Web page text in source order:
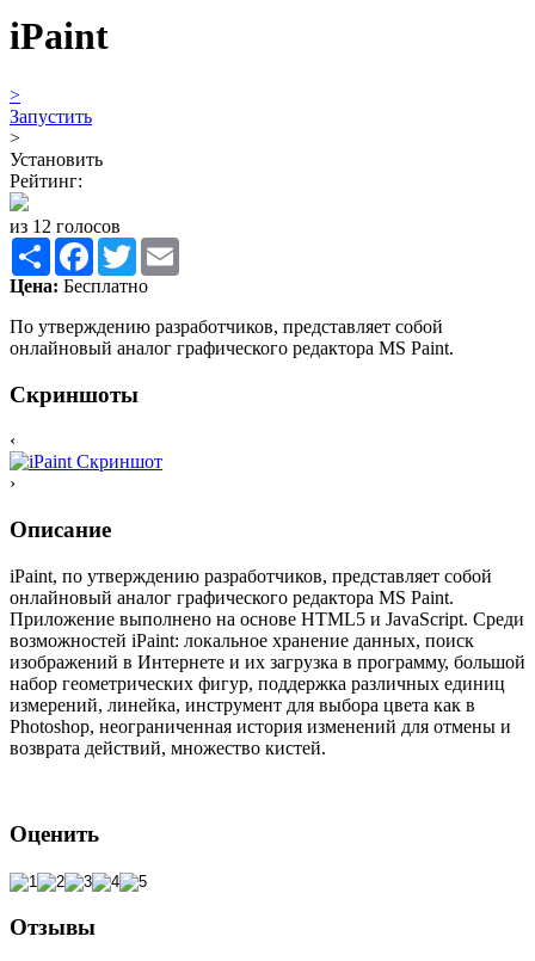
iPaint
>
Запустить
>
Установить
Рейтинг:
из 12 голосов
Share Facebook
Twitter
Цена: Бесплатно
По утверждению разработчиков, представляет собой
онлайновый аналог графического редактора MS Paint.
Скриншоты
‹
›
Описание
iPaint, по утверждению разработчиков, представляет собой
онлайновый аналог графического редактора MS Paint.
Приложение выполнено на основе HTML5 и JavaScript. Среди
возможностей iPaint: локальное хранение данных, поиск
изображений в Интернете и их загрузка в программу, большой
набор геометрических фигур, поддержка различных единиц
измерений, линейка, инструмент для выбора цвета как в
Photoshop, неограниченная история изменений для отмены и
возврата действий, множество кистей.
Оценить
Отзывы